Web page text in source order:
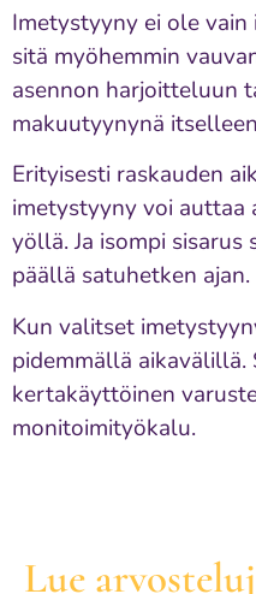
Imetystyyny ei ole
sitä myöhemmin
asennon harjoitteluun
makuutyynynä
Erityisesti raskauden
imetystyyny voi auttaa
yöllä. Ja isompi
päällä satuhetken ajan.
Kun valitset
pidemmällä
kertakäyttöinen
monitoimityökalu.
Lue